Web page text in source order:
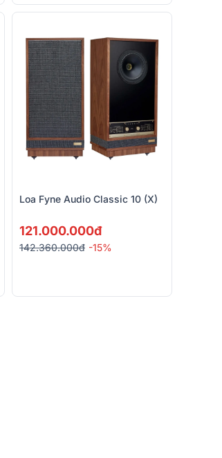
Loa Fyne Audio Classic 10 (X)
121.000.000đ
142.360.000đ -15%